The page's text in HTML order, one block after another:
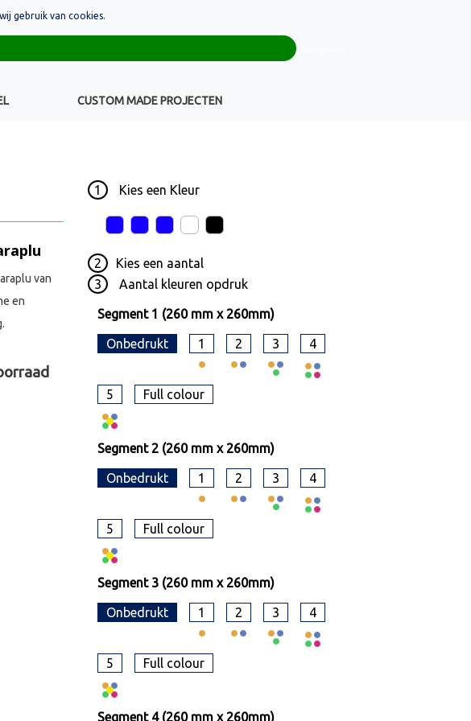
+32(0)16 43 54 19
CUSTOM MADE PROJECTEN
1 Kies een Kleur
2 Kies een aantal
3
Aantal kleuren opdruk
Segment 1 (260 mm x 260mm)
Onbedrukt 1 2 3 4
5 Full colour
Segment 2 (260 mm x 260mm)
Onbedrukt 1 2 3 4
5 Full colour
Segment 3 (260 mm x 260mm)
Onbedrukt 1 2 3 4
5 Full colour
Segment 4 (260 mm x 260mm)
van
en
gebruik van cookies.